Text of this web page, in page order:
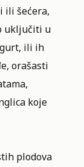
ili šećera,
uključiti u
ili ih
orašasti
koje
plodova